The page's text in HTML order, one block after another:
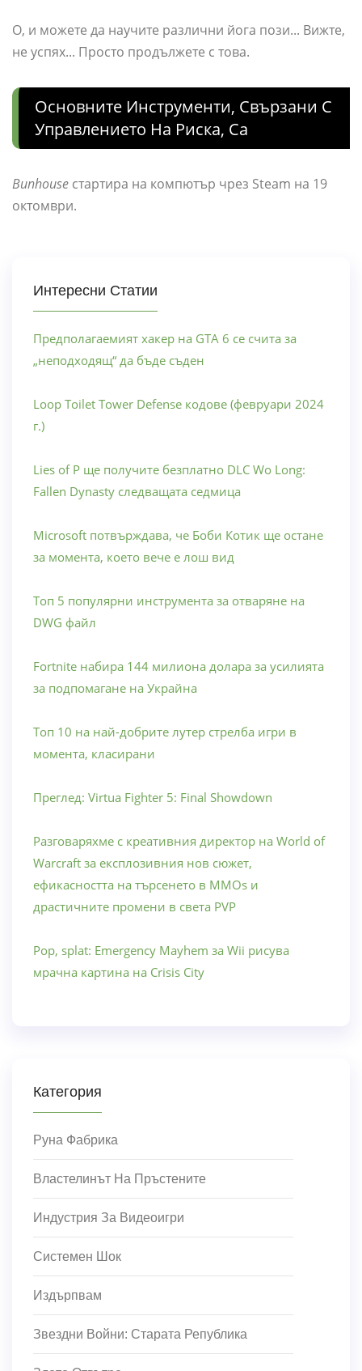
О, и можете да научите различни йога пози... Вижте,
не успях... Просто продължете с това.
Основните Инструменти, Свързани С
Управлението На Риска, Са
Bunhouse стартира на компютър чрез Steam на 19
октомври.
Интересни Статии
Предполагаемият хакер на GTA 6 се счита за
„неподходящ“ да бъде съден
Loop Toilet Tower Defense кодове (февруари 2024
г.)
Lies of P ще получите безплатно DLC Wo Long:
Fallen Dynasty следващата седмица
Microsoft потвърждава, че Боби Котик ще остане
за момента, което вече е лош вид
Топ 5 популярни инструмента за отваряне на
DWG файл
Fortnite набира 144 милиона долара за усилията
за подпомагане на Украйна
Топ 10 на най-добрите лутер стрелба игри в
момента, класирани
Преглед: Virtua Fighter 5: Final Showdown
Разговаряхме с креативния директор на World of
Warcraft за експлозивния нов сюжет,
ефикасността на търсенето в MMOs и
драстичните промени в света PVP
Pop, splat: Emergency Mayhem за Wii рисува
мрачна картина на Crisis City
Категория
Руна Фабрика
Властелинът На Пръстените
Индустрия За Видеоигри
Системен Шок
Издърпвам
Звездни Войни: Старата Република